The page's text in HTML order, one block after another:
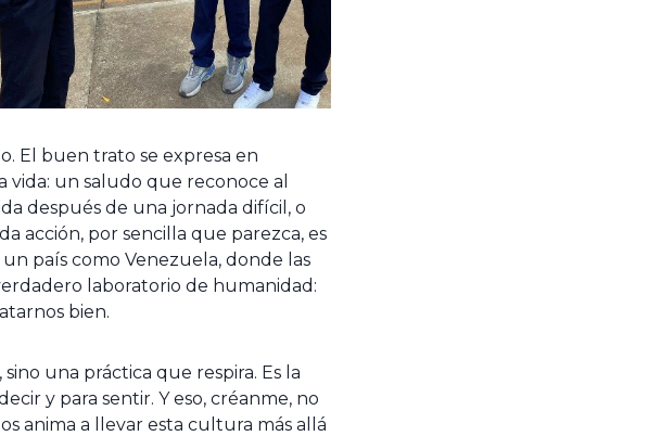
El buen trato se expresa en
un saludo que reconoce al
después de una jornada difícil, o
acción, por sencilla que parezca, es
país como Venezuela, donde las
laboratorio de humanidad:
bien.
una práctica que respira. Es la
y para sentir. Y eso, créanme, no
anima a llevar esta cultura más allá